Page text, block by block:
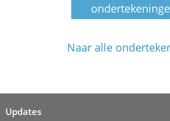
Naar alle
Updates